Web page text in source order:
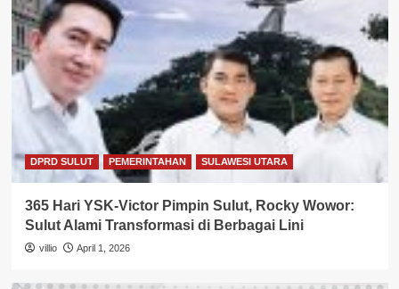
DPRD SULUT PEMERINTAHAN SULAWESI UTARA
365 Hari YSK-Victor Pimpin Sulut, Rocky Wowor:
Sulut Alami Transformasi di Berbagai Lini
villio April 1, 2026